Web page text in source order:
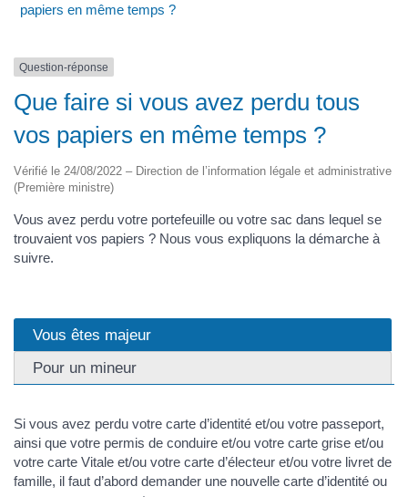
papiers en même temps ?
Question-réponse
Que faire si vous avez perdu tous
vos papiers en même temps ?
Vérifié le 24/08/2022 – Direction de l’information légale et administrative
(Première ministre)
Vous avez perdu votre portefeuille ou votre sac dans lequel se
trouvaient vos papiers ? Nous vous expliquons la démarche à
suivre.
Vous êtes majeur
Pour un mineur
Si vous avez perdu votre carte d’identité et/ou votre passeport,
ainsi que votre permis de conduire et/ou votre carte grise et/ou
votre carte Vitale et/ou votre carte d’électeur et/ou votre livret de
famille, il faut d’abord demander une nouvelle carte d’identité ou